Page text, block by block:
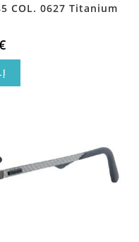
COL. 0627 Titanium